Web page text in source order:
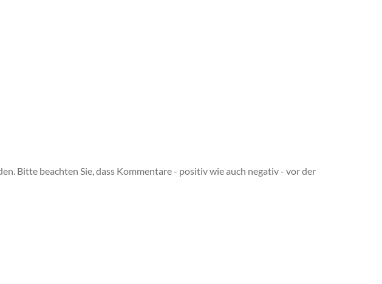
Bitte beachten Sie, dass Kommentare - positiv wie auch negativ - vor der